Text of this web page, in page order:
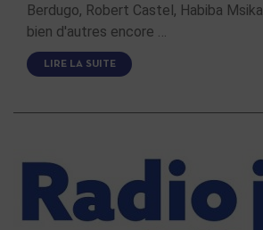
Berdugo, Robert Castel, Habiba
bien d'autres encore …
LIRE LA SUITE